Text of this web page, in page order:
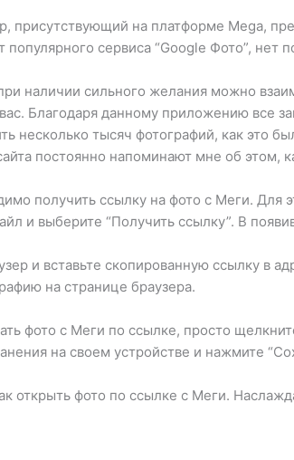
присутствующий на платформе Mega,
популярного сервиса “Google Фото”,
наличии сильного желания можно
Благодаря данному приложению все
несколько тысяч фотографий, как
постоянно напоминают мне об этом,
получить ссылку на фото с Меги. Для
и выберите “Получить ссылку”. В
и вставьте скопированную ссылку в
на странице браузера.
фото с Меги по ссылке, просто
на своем устройстве и нажмите
открыть фото по ссылке с Меги.